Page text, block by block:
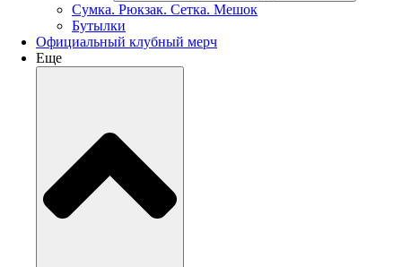
Сумка. Рюкзак. Сетка. Мешок
Бутылки
Официальный клубный мерч
Еще